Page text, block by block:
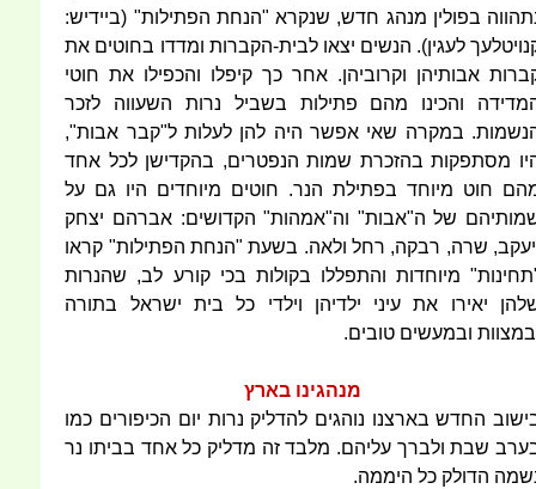
בפולין מנהג חדש, שנקרא "הנחת הפתילות" (ביידיש:
לעגין). הנשים יצאו לבית-הקברות ומדדו בחוטים את
אבותיהן וקרוביהן. אחר כך קיפלו והכפילו את חוטי
והכינו מהם פתילות בשביל נרות השעווה לזכר
במקרה שאי אפשר היה להן לעלות ל"קבר אבות",
מסתפקות בהזכרת שמות הנפטרים, בהקדישן לכל אחד
חוט מיוחד בפתילת הנר. חוטים מיוחדים היו גם על
של ה"אבות" וה"אמהות" הקדושים: אברהם יצחק
שרה, רבקה, רחל ולאה. בשעת "הנחת הפתילות" קראו
מיוחדות והתפללו בקולות בכי קורע לב, שהנרות
יאירו את עיני ילדיהן וילדי כל בית ישראל בתורה
ובמעשים טובים.
מנהגינו בארץ
החדש בארצנו נוהגים להדליק נרות יום הכיפורים כמו
שבת ולברך עליהם. מלבד זה מדליק כל אחד בביתו נר
הדולק כל היממה.